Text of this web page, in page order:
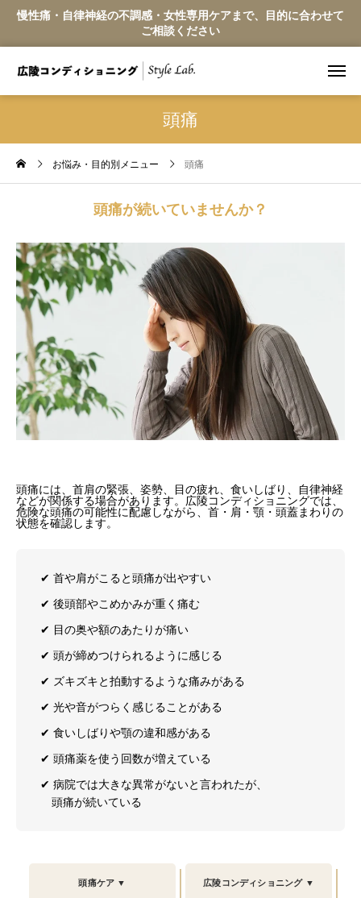
慢性痛・自律神経の不調感・女性専用ケアまで、目的に合わせて
ご相談ください
頭痛
お悩み・目的別メニュー 頭痛
頭痛が続いていませんか？
頭痛には、首肩の緊張、姿勢、目の疲れ、食いしばり、自律神経
などが関係する場合があります。広陵コンディショニングでは、
危険な頭痛の可能性に配慮しながら、首・肩・顎・頭蓋まわりの
状態を確認します。
✔︎ 首や肩がこると頭痛が出やすい
✔︎ 後頭部やこめかみが重く痛む
✔︎ 目の奥や額のあたりが痛い
✔︎ 頭が締めつけられるように感じる
✔︎ ズキズキと拍動するような痛みがある
✔︎ 光や音がつらく感じることがある
✔︎ 食いしばりや顎の違和感がある
✔︎ 頭痛薬を使う回数が増えている
✔︎ 病院では大きな異常がないと言われたが、
頭痛が続いている
頭痛ケア ▼ 広陵コンディショニング ▼